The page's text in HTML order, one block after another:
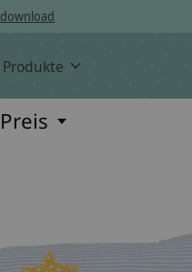
download
Produkte
Preis